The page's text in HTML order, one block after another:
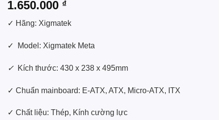
1.650.000 ₫
✓ Hãng: Xigmatek
✓ Model: Xigmatek Meta
✓ Kích thước: 430 x 238 x 495mm
✓ Chuẩn mainboard: E-ATX, ATX, Micro-ATX, ITX
✓ Chất liệu: Thép, Kính cường lực